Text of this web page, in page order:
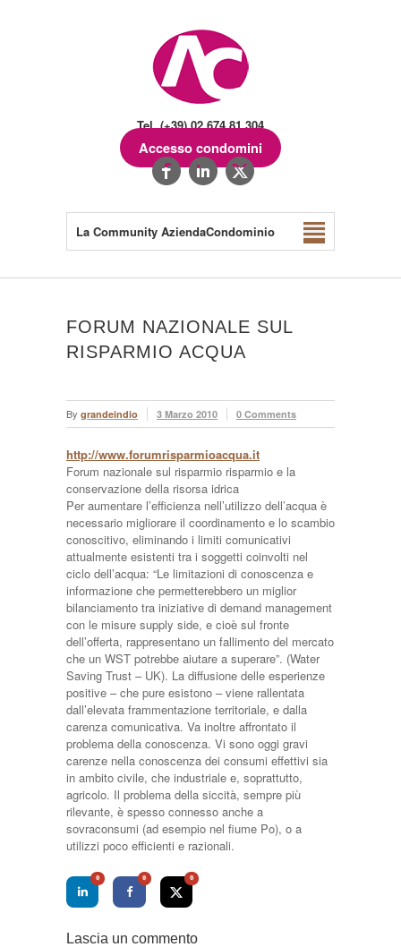
Tel. (+39) 02.674.81.304
Accesso condomini
La Community AziendaCondominio
FORUM NAZIONALE SUL
RISPARMIO ACQUA
By grandeindio 3 Marzo 2010 0 Comments
http://www.forumrisparmioacqua.it
Forum nazionale sul risparmio risparmio e la
conservazione della risorsa idrica
Per aumentare l’efficienza nell’utilizzo dell’acqua è
necessario migliorare il coordinamento e lo scambio
conoscitivo, eliminando i limiti comunicativi
attualmente esistenti tra i soggetti coinvolti nel
ciclo dell’acqua: “Le limitazioni di conoscenza e
informazione che permetterebbero un miglior
bilanciamento tra iniziative di demand management
con le misure supply side, e cioè sul fronte
dell’offerta, rappresentano un fallimento del mercato
che un WST potrebbe aiutare a superare”. (Water
Saving Trust – UK). La diffusione delle esperienze
positive – che pure esistono – viene rallentata
dall’elevata frammentazione territoriale, e dalla
carenza comunicativa. Va inoltre affrontato il
problema della conoscenza. Vi sono oggi gravi
carenze nella conoscenza dei consumi effettivi sia
in ambito civile, che industriale e, soprattutto,
agricolo. Il problema della siccità, sempre più
rilevante, è spesso connesso anche a
sovraconsumi (ad esempio nel fiume Po), o a
utilizzi poco efficienti e razionali.
0 0 0
Lascia un commento